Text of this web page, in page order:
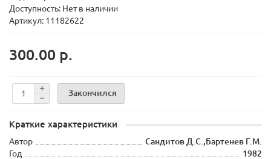
Доступность: Нет в наличии
Артикул: 11182622
300.00 р.
Закончился
Краткие характеристики
Автор
Сандитов Д.С.,Бартенев Г.М.
Год
1982